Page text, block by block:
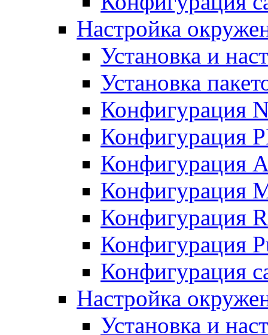
Настройка
Установка и
Установка
Конфигурация
Конфигурация
Конфигурация
Конфигурация
Конфигурация
Конфигурация
Конфигурация
Настройка
Установка и